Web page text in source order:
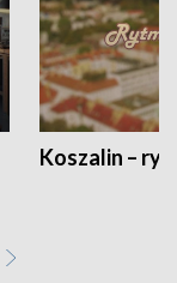
Koszalin –